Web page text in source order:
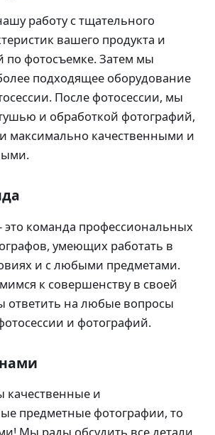
работу с тщательного
вашего продукта и
фотосъемке. Затем мы
подходящее оборудование
После фотосессии, мы
и обработкой фотографий,
максимально качественными и
команда профессиональных
умеющих работать в
и с любыми предметами.
к совершенству в своей
ответить на любые вопросы
и фотографий.
качественные и
предметные фотографии, то